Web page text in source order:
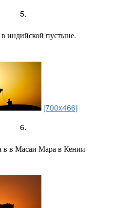
5.
индийской пустыне.
[700x466]
6.
в в Масаи Мара в Кении